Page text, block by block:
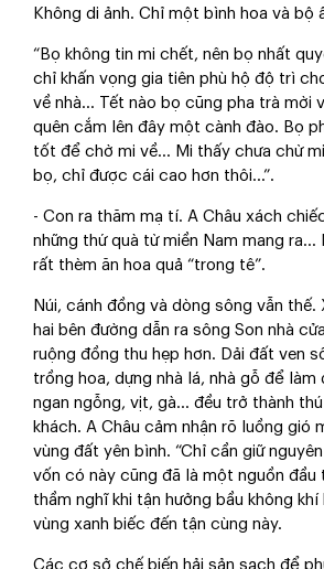
Không di ảnh. Chỉ một bình hoa và bộ
“Bọ không tin mi chết, nên bọ nhất
chỉ khấn vọng gia tiên phù hộ độ trì
về nhà... Tết nào bọ cũng pha trà mời
quên cắm lên đây một cành đào. Bọ
tốt để chờ mi về... Mi thấy chưa chừ
bọ, chỉ được cái cao hơn thôi...”.
- Con ra thăm mạ tí. A Châu xách
những thứ quà từ miền Nam mang ra...
rất thèm ăn hoa quả “trong tê”.
Núi, cánh đồng và dòng sông vẫn thế.
hai bên đường dẫn ra sông Son nhà
ruộng đồng thu hẹp hơn. Dải đất ven
trồng hoa, dựng nhà lá, nhà gỗ để làm
ngan ngỗng, vịt, gà... đều trở thành
khách. A Châu cảm nhận rõ luồng gió
vùng đất yên bình. “Chỉ cần giữ
vốn có này cũng đã là một nguồn đầu
thầm nghĩ khi tận hưởng bầu không khí
vùng xanh biếc đến tận cùng này.
Các cơ sở chế biến hải sản sạch để